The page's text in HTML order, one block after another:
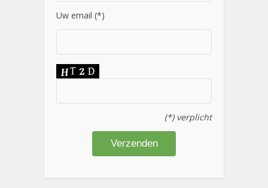
Uw email (*)
(*) verplicht